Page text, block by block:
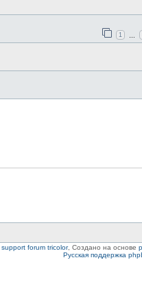
1
support forum tricolor, Создано на основе
Русская поддержка